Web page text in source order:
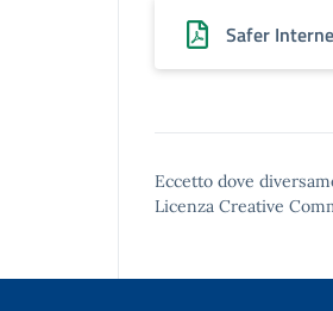
Safer
Eccetto dove
Licenza Creative